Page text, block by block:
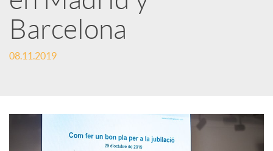
S
o
i
Barcelona
08.11.2019